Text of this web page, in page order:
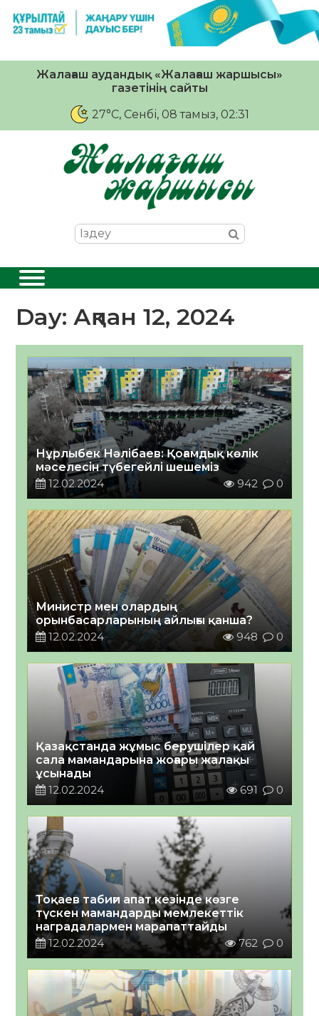
Жалағаш аудандық «Жалағаш жаршысы»
газетінің сайты
27°C, Сенбі, 08 тамыз, 02:31
Day:Ақпан 12, 2024
Нұрлыбек Нәлібаев: Қоғамдық көлік
мәселесін түбегейлі шешеміз
12.02.2024
942 0
Министр мен олардың
орынбасарларының айлығы қанша?
12.02.2024
948 0
Қазақстанда жұмыс берушілер қай
сала мамандарына жоғары жалақы
ұсынады
12.02.2024
691 0
Тоқаев табиғи апат кезінде көзге
түскен мамандарды мемлекеттік
наградалармен марапаттайды
12.02.2024
762 0